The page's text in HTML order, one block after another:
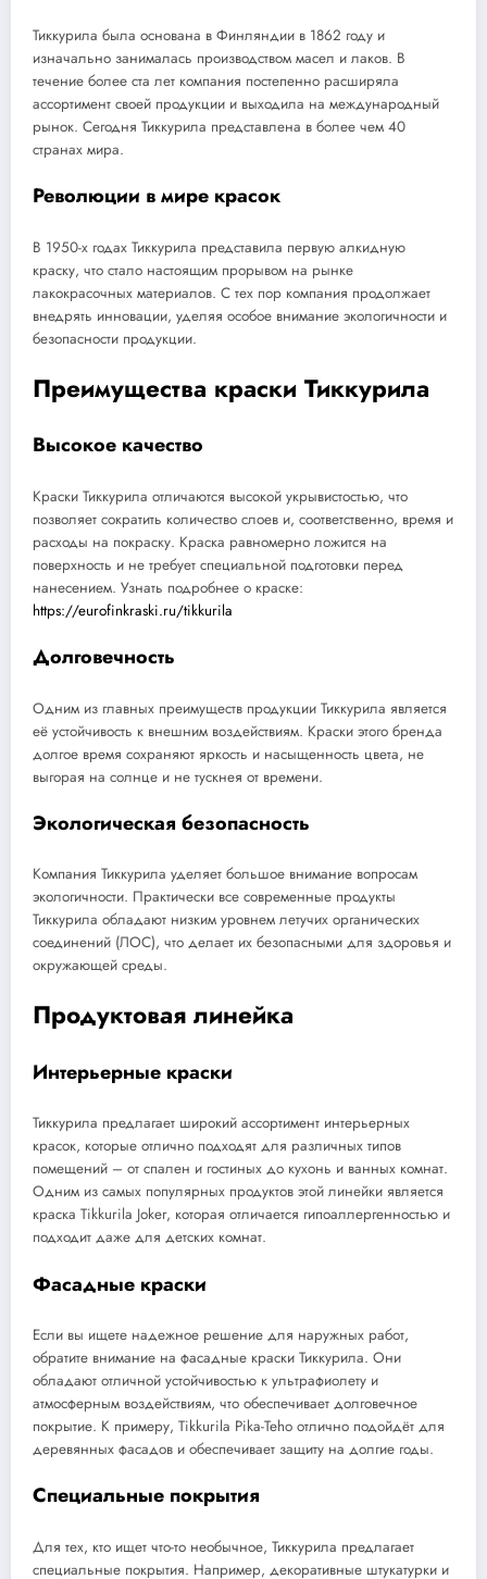
Тиккурила была основана в Финляндии в 1862 году и
изначально занималась производством масел и лаков. В
течение более ста лет компания постепенно расширяла
ассортимент своей продукции и выходила на международный
рынок. Сегодня Тиккурила представлена в более чем 40
странах мира.
Революции в мире красок
В 1950-х годах Тиккурила представила первую алкидную
краску, что стало настоящим прорывом на рынке
лакокрасочных материалов. С тех пор компания продолжает
внедрять инновации, уделяя особое внимание экологичности и
безопасности продукции.
Преимущества краски Тиккурила
Высокое качество
Краски Тиккурила отличаются высокой укрывистостью, что
позволяет сократить количество слоев и, соответственно, время и
расходы на покраску. Краска равномерно ложится на
поверхность и не требует специальной подготовки перед
нанесением. Узнать подробнее о краске:
https://eurofinkraski.ru/tikkurila
Долговечность
Одним из главных преимуществ продукции Тиккурила является
её устойчивость к внешним воздействиям. Краски этого бренда
долгое время сохраняют яркость и насыщенность цвета, не
выгорая на солнце и не тускнея от времени.
Экологическая безопасность
Компания Тиккурила уделяет большое внимание вопросам
экологичности. Практически все современные продукты
Тиккурила обладают низким уровнем летучих органических
соединений (ЛОС), что делает их безопасными для здоровья и
окружающей среды.
Продуктовая линейка
Интерьерные краски
Тиккурила предлагает широкий ассортимент интерьерных
красок, которые отлично подходят для различных типов
помещений – от спален и гостиных до кухонь и ванных комнат.
Одним из самых популярных продуктов этой линейки является
краска Tikkurila Joker, которая отличается гипоаллергенностью и
подходит даже для детских комнат.
Фасадные краски
Если вы ищете надежное решение для наружных работ,
обратите внимание на фасадные краски Тиккурила. Они
обладают отличной устойчивостью к ультрафиолету и
атмосферным воздействиям, что обеспечивает долговечное
покрытие. К примеру, Tikkurila Pika-Teho отлично подойдёт для
деревянных фасадов и обеспечивает защиту на долгие годы.
Специальные покрытия
Для тех, кто ищет что-то необычное, Тиккурила предлагает
специальные покрытия. Например, декоративные штукатурки и